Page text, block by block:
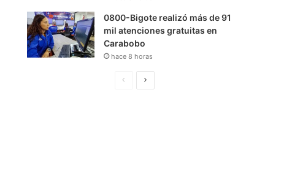
0800-Bigote realizó más de 91
mil atenciones gratuitas en
Carabobo
hace 8 horas
S